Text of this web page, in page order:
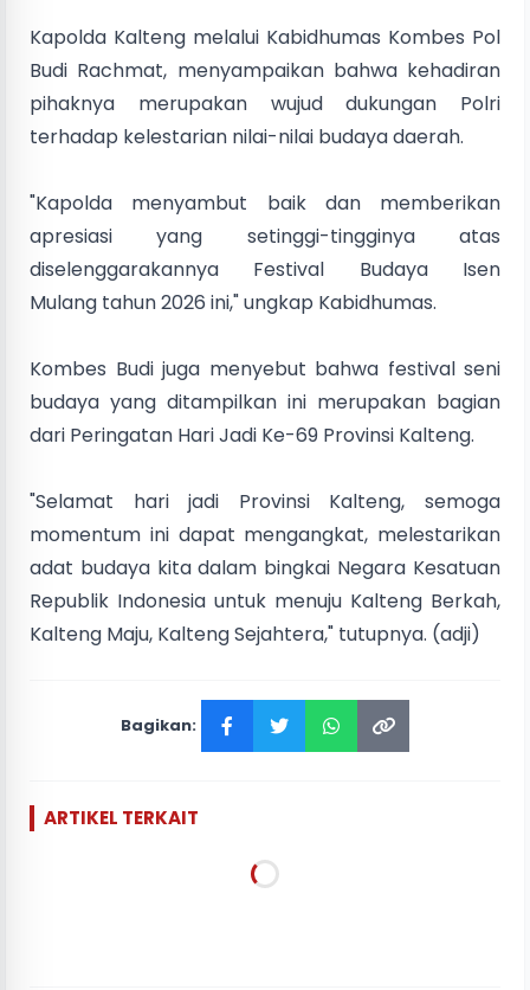
Kapolda Kalteng melalui Kabidhumas Kombes Pol
Budi Rachmat, menyampaikan bahwa kehadiran
pihaknya merupakan wujud dukungan Polri
terhadap kelestarian nilai-nilai budaya daerah.
"Kapolda menyambut baik dan memberikan
apresiasi yang setinggi-tingginya atas
diselenggarakannya Festival Budaya Isen
Mulang tahun 2026 ini," ungkap Kabidhumas.
Kombes Budi juga menyebut bahwa festival seni
budaya yang ditampilkan ini merupakan bagian
dari Peringatan Hari Jadi Ke-69 Provinsi Kalteng.
"Selamat hari jadi Provinsi Kalteng, semoga
momentum ini dapat mengangkat, melestarikan
adat budaya kita dalam bingkai Negara Kesatuan
Republik Indonesia untuk menuju Kalteng Berkah,
Kalteng Maju, Kalteng Sejahtera," tutupnya. (adji)
Bagikan:
ARTIKEL TERKAIT